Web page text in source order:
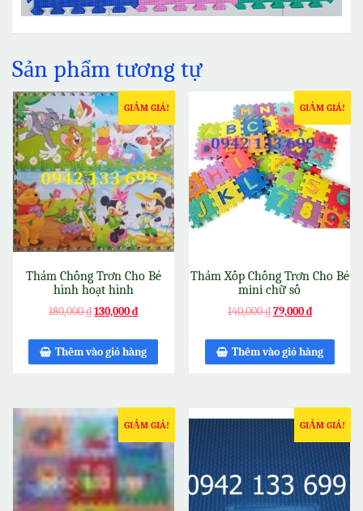
Sản phẩm tương tự
GIẢM GIÁ!
Thảm Chống Trơn Cho Bé
hình hoạt hình
180,000₫130,000₫
Thêm vào giỏ hàng
GIẢM GIÁ!
Thảm Xốp Chống Trơn Cho Bé
mini chữ số
140,000₫79,000₫
Thêm vào giỏ hàng
GIẢM GIÁ! GIẢM GIÁ!